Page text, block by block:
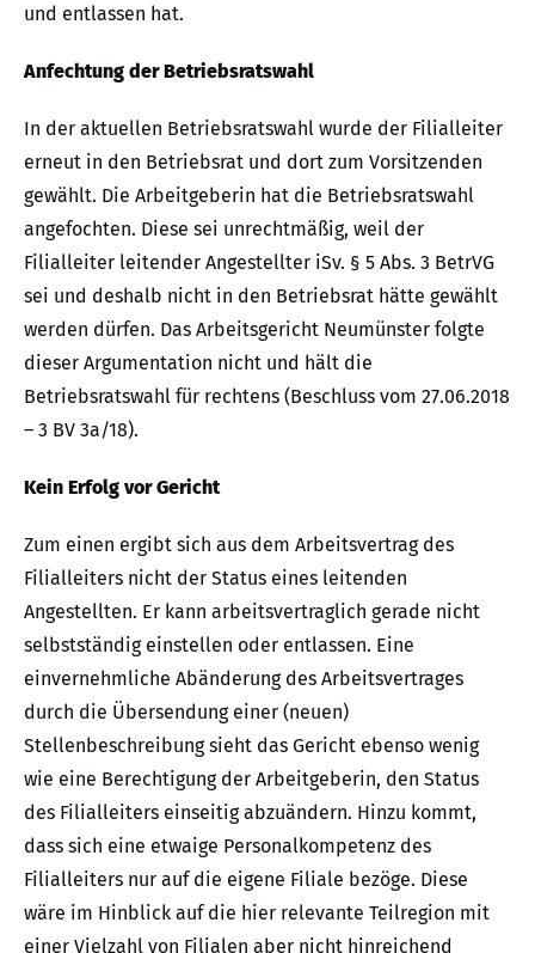
und entlassen hat.
Anfechtung der Betriebsratswahl
In der aktuellen Betriebsratswahl wurde der Filialleiter
erneut in den Betriebsrat und dort zum Vorsitzenden
gewählt. Die Arbeitgeberin hat die Betriebsratswahl
angefochten. Diese sei unrechtmäßig, weil der
Filialleiter leitender Angestellter iSv. § 5 Abs. 3 BetrVG
sei und deshalb nicht in den Betriebsrat hätte gewählt
werden dürfen. Das Arbeitsgericht Neumünster folgte
dieser Argumentation nicht und hält die
Betriebsratswahl für rechtens (Beschluss vom 27.06.2018
– 3 BV 3a/18).
Kein Erfolg vor Gericht
Zum einen ergibt sich aus dem Arbeitsvertrag des
Filialleiters nicht der Status eines leitenden
Angestellten. Er kann arbeitsvertraglich gerade nicht
selbstständig einstellen oder entlassen. Eine
einvernehmliche Abänderung des Arbeitsvertrages
durch die Übersendung einer (neuen)
Stellenbeschreibung sieht das Gericht ebenso wenig
wie eine Berechtigung der Arbeitgeberin, den Status
des Filialleiters einseitig abzuändern. Hinzu kommt,
dass sich eine etwaige Personalkompetenz des
Filialleiters nur auf die eigene Filiale bezöge. Diese
wäre im Hinblick auf die hier relevante Teilregion mit
einer Vielzahl von Filialen aber nicht hinreichend